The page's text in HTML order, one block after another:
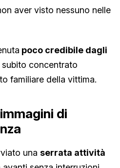
aver visto nessuno nelle
poco credibile dagli
subito concentrato
familiare della vittima.
di
una serrata attività